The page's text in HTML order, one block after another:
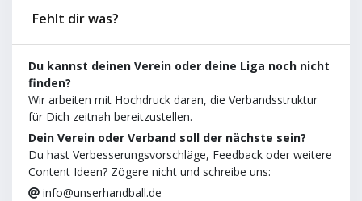
Fehlt dir was?
Du kannst deinen Verein oder deine Liga noch nicht
finden?
Wir arbeiten mit Hochdruck daran, die Verbandsstruktur
für Dich zeitnah bereitzustellen.
Dein Verein oder Verband soll der nächste sein?
Du hast Verbesserungsvorschläge, Feedback oder weitere
Content Ideen? Zögere nicht und schreibe uns:
info@unserhandball.de